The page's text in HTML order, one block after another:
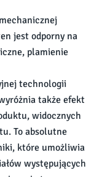
jest odporny na
plamienie
technologii
także efekt
widocznych
To absolutne
które umożliwia
występujących